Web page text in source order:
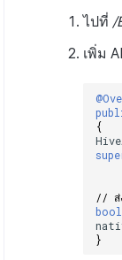
ไปที่ /
เพิ่ม
{
// ส่
}